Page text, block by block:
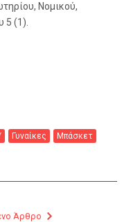
Νομικού,
5 (1).
Γυναίκες Μπάσκετ
Άρθρο